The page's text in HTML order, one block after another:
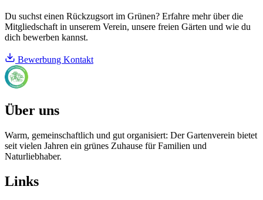
Du suchst einen Rückzugsort im Grünen? Erfahre mehr über die
Mitgliedschaft in unserem Verein, unsere freien Gärten und wie du
dich bewerben kannst.
Bewerbung Kontakt
Über uns
Warm, gemeinschaftlich und gut organisiert: Der Gartenverein bietet
seit vielen Jahren ein grünes Zuhause für Familien und
Naturliebhaber.
Links